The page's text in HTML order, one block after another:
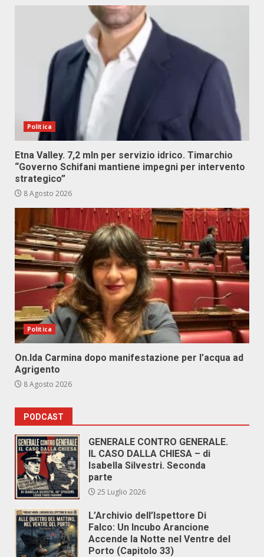
Politica
Etna Valley. 7,2 mln per servizio idrico. Timarchio
“Governo Schifani mantiene impegni per intervento
strategico”
8 Agosto 2026
Politica
On.Ida Carmina dopo manifestazione per l’acqua ad
Agrigento
8 Agosto 2026
PODCAST
GENERALE CONTRO GENERALE.
IL CASO DALLA CHIESA – di
Isabella Silvestri. Seconda
parte
25 Luglio 2026
L’Archivio dell’Ispettore Di
Falco: Un Incubo Arancione
Accende la Notte nel Ventre del
Porto (Capitolo 33)